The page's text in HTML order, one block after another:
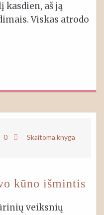
kasdien, aš ją
Viskas atrodo
0 Skaitoma knyga
kūno išmintis
veiksnių